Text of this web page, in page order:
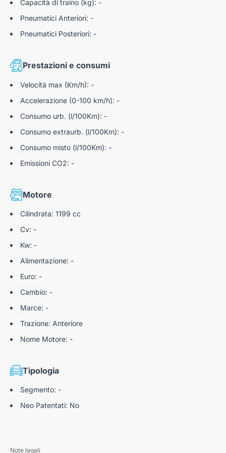
Capacità di traino (kg): -
Pneumatici Anteriori: -
Pneumatici Posteriori: -
Prestazioni e consumi
Velocità max (Km/h): -
Accelerazione (0-100 km/h): -
Consumo urb. (l/100Km): -
Consumo extraurb. (l/100Km): -
Consumo misto (l/100Km): -
Emissioni CO2: -
Motore
Cilindrata: 1199 cc
Cv: -
Kw: -
Alimentazione: -
Euro: -
Cambio: -
Marce: -
Trazione: Anteriore
Nome Motore: -
Tipologia
Segmento: -
Neo Patentati: No
Note legali